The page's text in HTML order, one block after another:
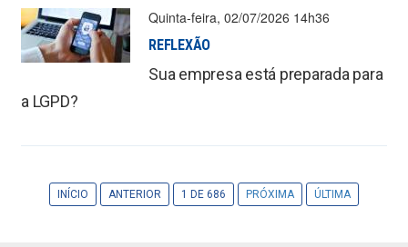
Quinta-feira, 02/07/2026 14h36
REFLEXÃO
Sua empresa está preparada para
a LGPD?
INÍCIO ANTERIOR 1 DE 686 PRÓXIMA ÚLTIMA